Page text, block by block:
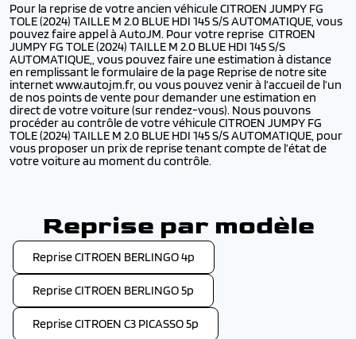
Pour la reprise de votre ancien véhicule CITROEN JUMPY FG
TOLE (2024) TAILLE M 2.0 BLUE HDI 145 S/S AUTOMATIQUE, vous
pouvez faire appel à AutoJM. Pour votre reprise CITROEN
JUMPY FG TOLE (2024) TAILLE M 2.0 BLUE HDI 145 S/S
AUTOMATIQUE,, vous pouvez faire une estimation à distance
en remplissant le formulaire de la page Reprise de notre site
internet www.autojm.fr, ou vous pouvez venir à l’accueil de l’un
de nos points de vente pour demander une estimation en
direct de votre voiture (sur rendez-vous). Nous pouvons
procéder au contrôle de votre véhicule CITROEN JUMPY FG
TOLE (2024) TAILLE M 2.0 BLUE HDI 145 S/S AUTOMATIQUE, pour
vous proposer un prix de reprise tenant compte de l’état de
votre voiture au moment du contrôle.
Reprise par modèle
Reprise CITROEN BERLINGO 4p
Reprise CITROEN BERLINGO 5p
Reprise CITROEN C3 PICASSO 5p